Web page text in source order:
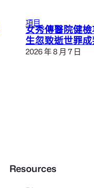
項目
女秀傳醫院健
生忽致逝世罪成
2026 年 8 月 7 日
Resources